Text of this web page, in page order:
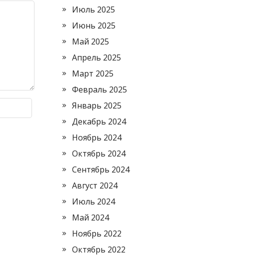
Июль 2025
Июнь 2025
Май 2025
Апрель 2025
Март 2025
Февраль 2025
Январь 2025
Декабрь 2024
Ноябрь 2024
Октябрь 2024
Сентябрь 2024
Август 2024
Июль 2024
Май 2024
Ноябрь 2022
Октябрь 2022